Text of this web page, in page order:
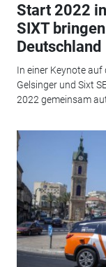
Start 2022
SIXT
Deutschland
In einer Keynote auf
Gelsinger und Sixt
2022 gemeinsam